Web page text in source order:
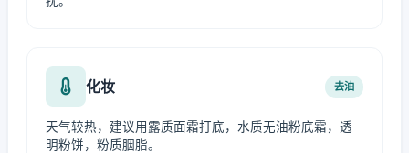
化妆 去油
天气较热，建议用露质面霜打底，水质无油粉底霜，透
明粉饼，粉质胭脂。